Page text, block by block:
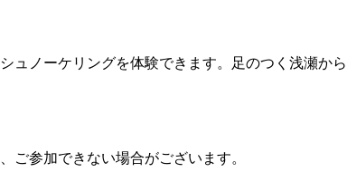
ノーケリングを体験できます。足のつく浅瀬か
参加できない場合がございます。